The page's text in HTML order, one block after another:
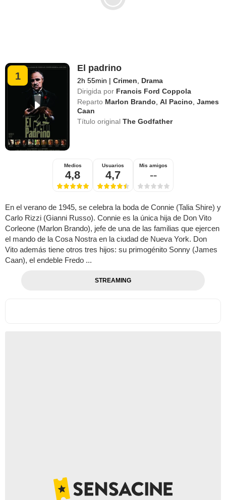
1
El padrino
2h 55min | Crimen
Drama
Dirigida por Francis Ford Coppola
Reparto Marlon Brando ,Al Pacino ,James
Caan
Título originalThe Godfather
Medios
4,8
Usuarios
4,7
Mis amigos
--
En el verano de 1945, se celebra la boda de Connie (Talia Shire) y
Carlo Rizzi (Gianni Russo). Connie es la única hija de Don Vito
Corleone (Marlon Brando), jefe de una de las familias que ejercen
el mando de la Cosa Nostra en la ciudad de Nueva York. Don
Vito además tiene otros tres hijos: su primogénito Sonny (James
Caan), el endeble Fredo ...
STREAMING